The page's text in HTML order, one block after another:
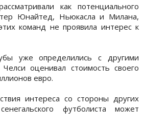
как потенциального
Юнайтед, Ньюкасла и Милана,
команд не проявила интерес к
уже определились с другими
оценивал стоимость своего
евро.
интереса со стороны других
футболиста может